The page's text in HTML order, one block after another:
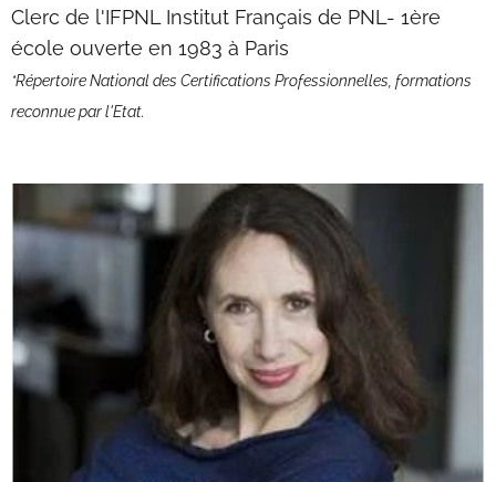
Clerc de l'IFPNL Institut Français de PNL- 1ère
école ouverte en 1983 à Paris
*Répertoire National des Certifications Professionnelles, formations
reconnue par l'Etat.